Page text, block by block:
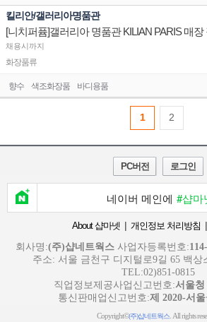
킬리안/갤러리아명품관
[니치퍼퓸]갤러리아 명품관 KILIAN PARIS 매장
채용시까지
화장품류
향수 색조화장품 바디용품
1 2
PC버전 로그인
네이버 메인에 #샵마
About 샵마넷 | 개인정보 처리방침 |
회사명:(주)샵네트웍스 사업자등록번호:
주소: 서울 금천구 디지털로9길 65 백상
TEL:02)851-0815
직업정보제공사업신고번호:서울청
통신판매업신고번호:제 2020-서
Copyright©(주)샵네트웍스. All rights